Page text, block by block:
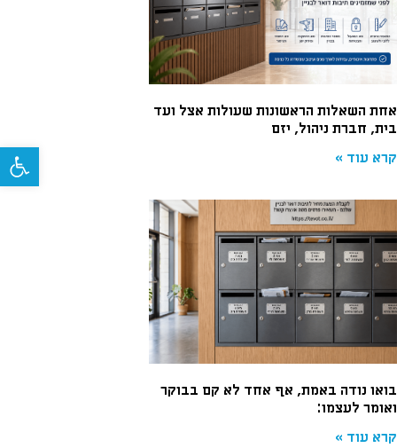
אחת השאלות הראשונות שעולות אצל ועד
בית, חברת ניהול, יזם
קרא עוד »
בואו נודה באמת, אף אחד לא קם בבוקר
ואומר לעצמו:
קרא עוד »